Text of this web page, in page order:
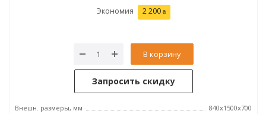
Экономия 2 200
В корзину
Запросить скидку
Внешн. размеры, мм
840x1500x700